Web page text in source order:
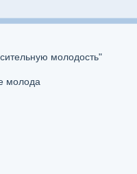
молодость"
молода